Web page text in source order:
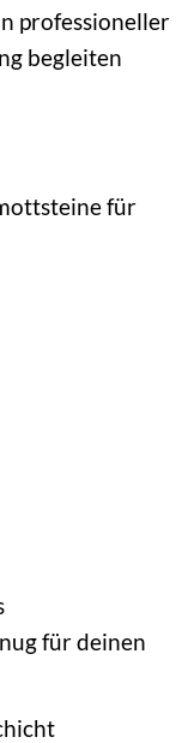
professioneller
begleiten
für
für deinen